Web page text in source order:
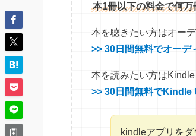
本1冊以下の料金で何
本を聴きたい方はオー
>> 30日間無料でオーデ
本を読みたい方は
>> 30日間無料でKindle
kindleアプリを